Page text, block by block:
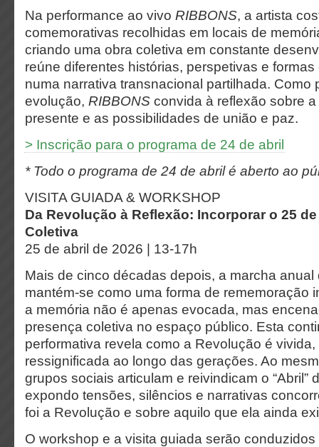
Na performance ao vivo RIBBONS, a artista
comemorativas recolhidas em locais de
criando uma obra coletiva em constante
reúne diferentes histórias, perspetivas e
numa narrativa transnacional partilhada. Como
evolução, RIBBONS convida à reflexão sobre
presente e as possibilidades de união e paz.
> Inscrição para o programa de 24 de abril
* Todo o programa de 24 de abril é aberto ao
VISITA GUIADA & WORKSHOP
Da Revolução à Reflexão: Incorporar o 25
Coletiva
25 de abril de 2026 | 13-17h
Mais de cinco décadas depois, a marcha anual
mantém-se como uma forma de rememoração
a memória não é apenas evocada, mas
presença coletiva no espaço público. Esta
performativa revela como a Revolução é
ressignificada ao longo das gerações. Ao
grupos sociais articulam e reivindicam o “Abril”
expondo tensões, silêncios e narrativas
foi a Revolução e sobre aquilo que ela ainda
O workshop e a visita guiada serão